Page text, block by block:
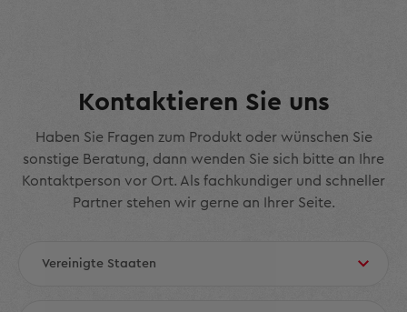
Kontaktieren Sie uns
Haben Sie Fragen zum Produkt oder wünschen Sie
sonstige Beratung, dann wenden Sie sich bitte an Ihre
Kontaktperson vor Ort. Als fachkundiger und schneller
Partner stehen wir gerne an Ihrer Seite.